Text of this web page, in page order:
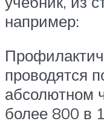
например:
проводятся
абсолютном
более 800 в